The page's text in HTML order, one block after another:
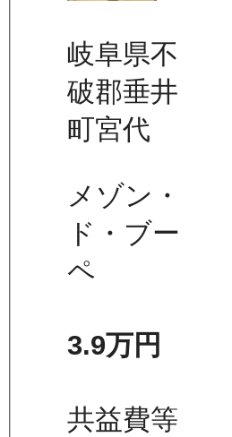
岐阜県不
破郡垂井
町宮代
メゾン・
ド・ブー
ペ
3.9万円
共益費等